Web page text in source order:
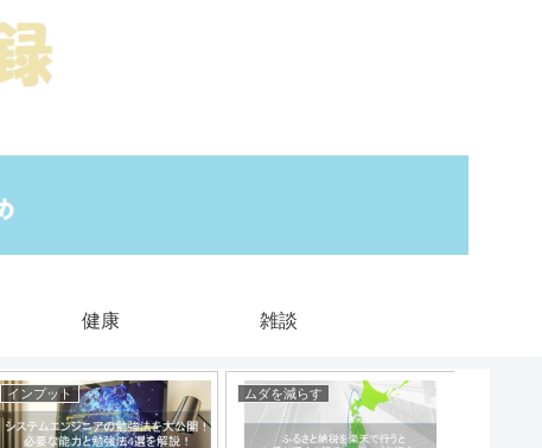
健康 雑談
インプット ムダを減らす